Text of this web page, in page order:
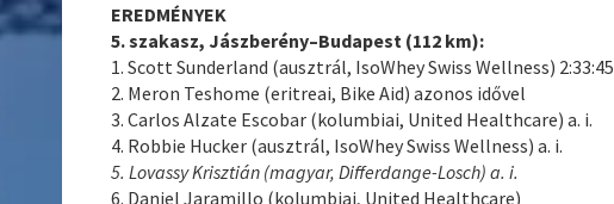
EREDMÉNYEK
5. szakasz, Jászberény–Budapest (112 km):
1. Scott Sunderland (ausztrál, IsoWhey Swiss Wellness) 2:33:45
2. Meron Teshome (eritreai, Bike Aid) azonos idővel
3. Carlos Alzate Escobar (kolumbiai, United Healthcare) a. i.
4. Robbie Hucker (ausztrál, IsoWhey Swiss Wellness) a. i.
5. Lovassy Krisztián (magyar, Differdange-Losch) a. i.
6. Daniel Jaramillo (kolumbiai, United Healthcare)